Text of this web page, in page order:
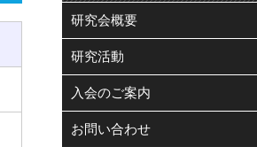
研究会概要
研究活動
入会のご案内
お問い合わせ